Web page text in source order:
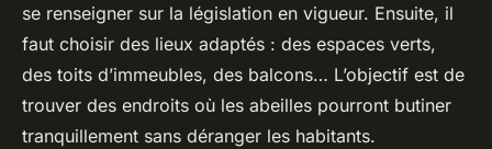
se renseigner sur la législation en vigueur. Ensuite, il
faut choisir des lieux adaptés : des espaces verts,
des toits d’immeubles, des balcons… L’objectif est de
trouver des endroits où les abeilles pourront butiner
tranquillement sans déranger les habitants.